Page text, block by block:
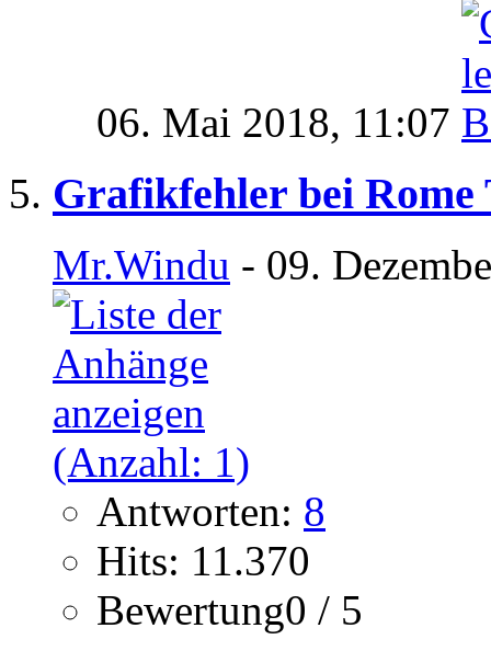
06. Mai 2018, 11:07
Grafikfehler bei
Mr.Windu - 09.
Antworten: 8
Hits: 11.370
Bewertung0 / 5